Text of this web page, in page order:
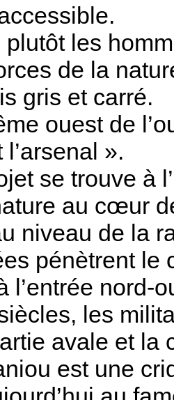
plutôt les
de la
gris et carré.
ouest de
».
se trouve à
au cœur
niveau de la
pénètrent le
l’entrée nord-
les
avale et la
est une